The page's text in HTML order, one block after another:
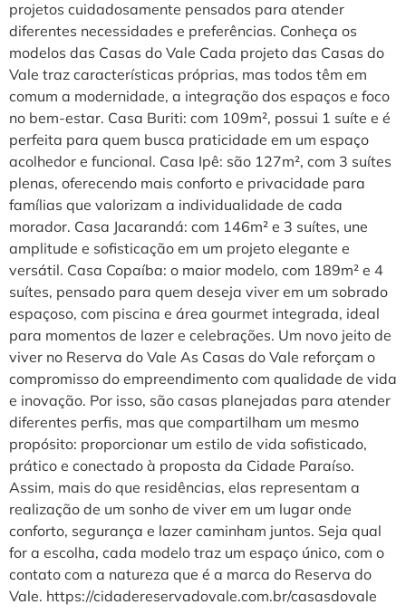
projetos cuidadosamente pensados para atender
diferentes necessidades e preferências. Conheça os
modelos das Casas do Vale Cada projeto das Casas do
Vale traz características próprias, mas todos têm em
comum a modernidade, a integração dos espaços e foco
no bem-estar. Casa Buriti: com 109m², possui 1 suíte e é
perfeita para quem busca praticidade em um espaço
acolhedor e funcional. Casa Ipê: são 127m², com 3 suítes
plenas, oferecendo mais conforto e privacidade para
famílias que valorizam a individualidade de cada
morador. Casa Jacarandá: com 146m² e 3 suítes, une
amplitude e sofisticação em um projeto elegante e
versátil. Casa Copaíba: o maior modelo, com 189m² e 4
suítes, pensado para quem deseja viver em um sobrado
espaçoso, com piscina e área gourmet integrada, ideal
para momentos de lazer e celebrações. Um novo jeito de
viver no Reserva do Vale As Casas do Vale reforçam o
compromisso do empreendimento com qualidade de vida
e inovação. Por isso, são casas planejadas para atender
diferentes perfis, mas que compartilham um mesmo
propósito: proporcionar um estilo de vida sofisticado,
prático e conectado à proposta da Cidade Paraíso.
Assim, mais do que residências, elas representam a
realização de um sonho de viver em um lugar onde
conforto, segurança e lazer caminham juntos. Seja qual
for a escolha, cada modelo traz um espaço único, com o
contato com a natureza que é a marca do Reserva do
Vale. https://cidadereservadovale.com.br/casasdovale